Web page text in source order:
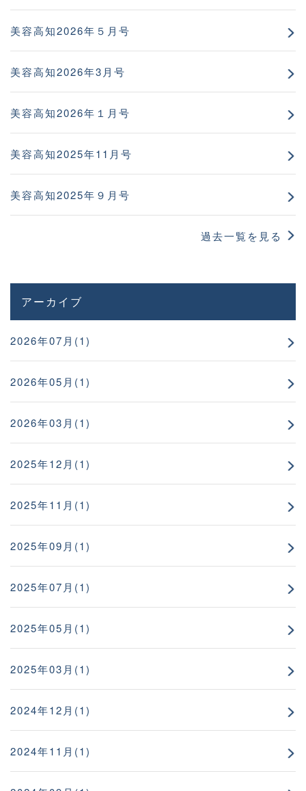
美容高知2026年５月号
美容高知2026年3月号
美容高知2026年１月号
美容高知2025年11月号
美容高知2025年９月号
過去一覧を見る
アーカイブ
2026年07月(1)
2026年05月(1)
2026年03月(1)
2025年12月(1)
2025年11月(1)
2025年09月(1)
2025年07月(1)
2025年05月(1)
2025年03月(1)
2024年12月(1)
2024年11月(1)